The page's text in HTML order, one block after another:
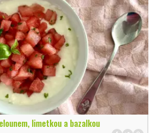
limetkou a bazalkou